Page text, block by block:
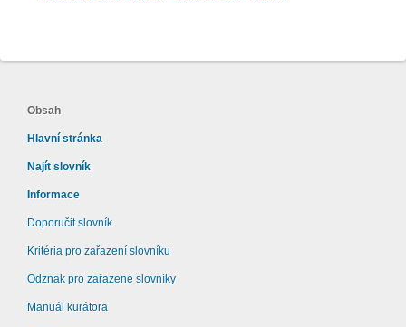
Obsah
Hlavní stránka
Najít slovník
Informace
Doporučit slovník
Kritéria pro zařazení slovníku
Odznak pro zařazené slovníky
Manuál kurátora